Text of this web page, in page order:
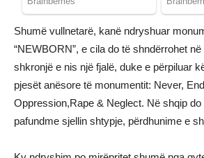
Shumë vullnetarë, kanë ndryshuar
“NEWBORN”, e cila do të shndërrohet
shkronjë e nis një fjalë, duke e përpiluar
pjesët anësore të monumentit: Never,
Oppression,Rape & Neglect. Në shqip do
pafundme sjellin shtypje, përdhunime e